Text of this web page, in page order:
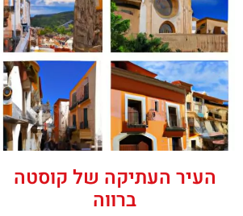
העיר העתיקה של קוסטה
ברווה